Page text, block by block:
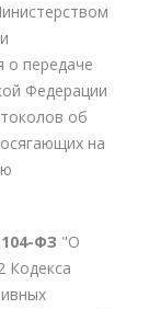
о передаче
Федерации
об
на
ФЗ "О
Кодекса